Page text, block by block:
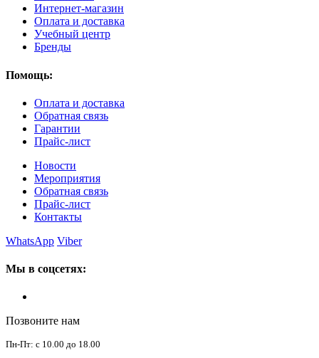
Интернет-магазин
Оплата и доставка
Учебный центр
Бренды
Помощь:
Оплата и доставка
Обратная связь
Гарантии
Прайс-лист
Новости
Мероприятия
Обратная связь
Прайс-лист
Контакты
WhatsApp Viber
Мы в соцсетях:
Позвоните нам
Пн-Пт: с 10.00 до 18.00